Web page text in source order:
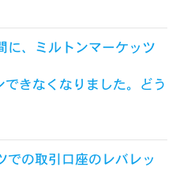
、ミルトンマーケッツ
きなくなりました。どう
の取引口座のレバレッ